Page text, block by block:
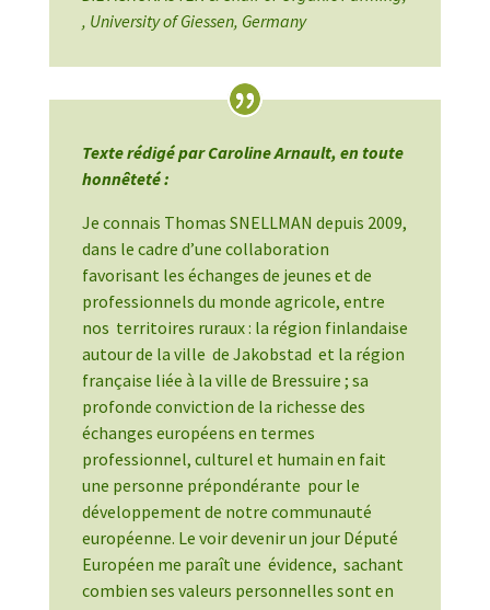
, University of Giessen, Germany
Texte rédigé par Caroline Arnault, en toute
honnêteté :
Je connais Thomas SNELLMAN depuis 2009,
dans le cadre d’une collaboration
favorisant les échanges de jeunes et de
professionnels du monde agricole, entre
nos territoires ruraux : la région finlandaise
autour de la ville de Jakobstad et la région
française liée à la ville de Bressuire ; sa
profonde conviction de la richesse des
échanges européens en termes
professionnel, culturel et humain en fait
une personne prépondérante pour le
développement de notre communauté
européenne. Le voir devenir un jour Député
Européen me paraît une évidence, sachant
combien ses valeurs personnelles sont en